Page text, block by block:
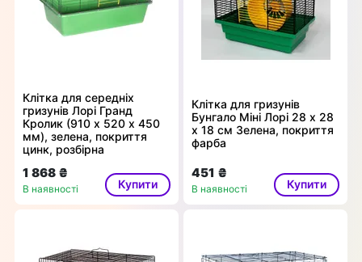
Клітка для середніх
гризунів Лорі Гранд
Кролик (910 х 520 х 450
мм), зелена, покриття
цинк, розбірна
1 868 ₴
В наявності Купити
Клітка для гризунів
Бунгало Міні Лорі 28 х 28
х 18 см Зелена, покриття
фарба
451 ₴
В наявності Купити